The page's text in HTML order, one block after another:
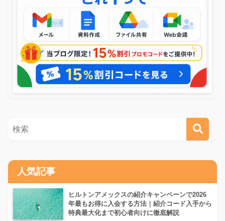
人気記事
ヒルトンアメックスの紹介キャンペーンで2026
年最もお得に入会する方法｜紹介コード入手から
特典最大化まで初心者向けに徹底解説